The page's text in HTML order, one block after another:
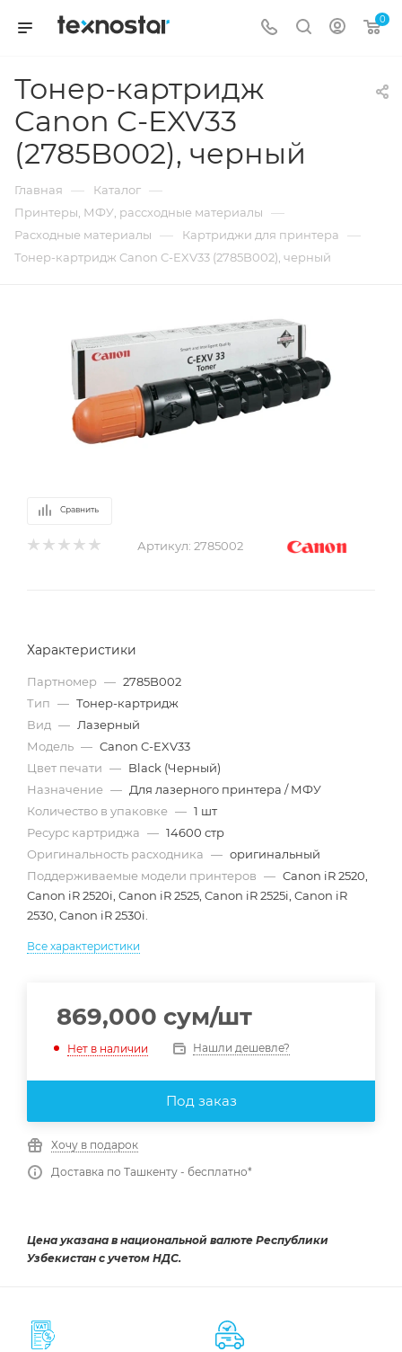
0
Тонер-картридж
Canon C-EXV33
(2785B002), черный
Главная — Каталог —
Принтеры, МФУ, рассходные материалы —
Расходные материалы — Картриджи для принтера —
Тонер-картридж Canon C-EXV33 (2785B002), черный
Сравнить
Артикул: 2785002
Характеристики
Партномер — 2785B002
Тип — Тонер-картридж
Вид — Лазерный
Модель — Canon C-EXV33
Цвет печати — Black (Черный)
Назначение — Для лазерного принтера / МФУ
Количество в упаковке — 1 шт
Ресурс картриджа — 14600 стр
Оригинальность расходника — оригинальный
Поддерживаемые модели принтеров — Canon iR 2520,
Canon iR 2520i, Canon iR 2525, Canon iR 2525i, Canon iR
2530, Canon iR 2530i.
Все характеристики
869,000 сум/шт
Нет в наличии Нашли дешевле?
Под заказ
Хочу в подарок
Доставка по Ташкенту - бесплатно*
Цена указана в национальной валюте Республики
Узбекистан с учетом НДС.